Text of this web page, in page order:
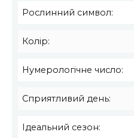
Рослинний символ:
Колір:
Нумерологічне число:
Сприятливий день:
Ідеальний сезон: